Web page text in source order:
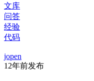
文库
问答
经验
代码
jopen
12年前发布